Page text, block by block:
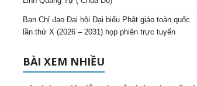
Ban Chỉ đạo Đại hội Đại biểu Phật giáo toàn quốc
lần thứ X (2026 – 2031) họp phiên trực tuyến
BÀI XEM NHIỀU